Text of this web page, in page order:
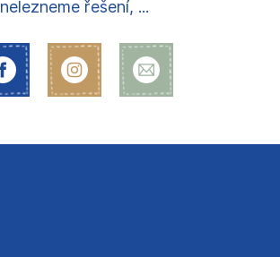
nelezneme řešení, ...